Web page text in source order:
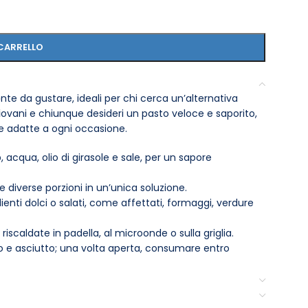
da gustare, ideali per chi cerca un’alternativa
e chiunque desideri un pasto veloce e saporito,
adatte a ogni occasione.
olio di girasole e sale, per un sapore
porzioni in un’unica soluzione.
dolci o salati, come affettati, formaggi, verdure
in padella, al microonde o sulla griglia.
e asciutto; una volta aperta, consumare entro
per un’alimentazione più sana.
una cena informale o un picnic. Sperimenta